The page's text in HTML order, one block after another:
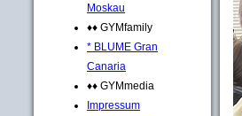
Moskau
♦♦ GYMfamily
* BLUME Gran
Canaria
♦♦ GYMmedia
Impressum